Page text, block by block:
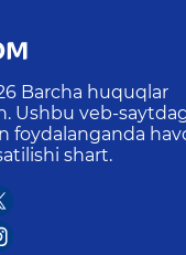
Barcha huquqlar
Ushbu veb-
foydalanganda
shart.